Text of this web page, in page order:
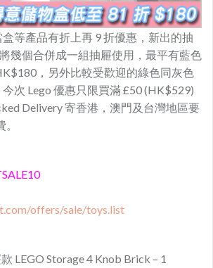
等產品有折上再 9 折優惠，新出的抽
幾個合併成一組抽屜使用， 最平有藍色
，另外比較受歡迎的綠色同灰色
次 Lego 優惠只限買滿 £50 (HK$529)
Delivery 寄香港，澳門及台灣地區要
offers/sale/toys.list
LEGO Storage 4 Knob Brick – 1